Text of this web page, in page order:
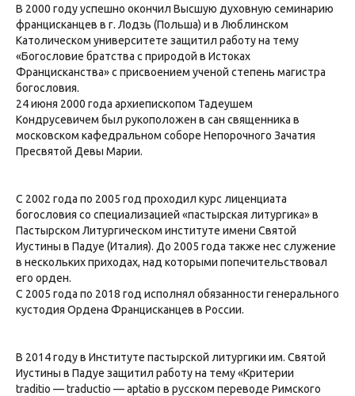
В 2000 году успешно окончил Высшую духовную семинарию
францисканцев в г. Лодзь (Польша) и в Люблинском
Католическом университете защитил работу на тему
«Богословие братства с природой в Истоках
Францисканства» с присвоением ученой степень магистра
богословия.
24 июня 2000 года архиепископом Тадеушем
Кондрусевичем был рукоположен в сан священника в
московском кафедральном соборе Непорочного Зачатия
Пресвятой Девы Марии.
С 2002 года по 2005 год проходил курс лиценциата
богословия со специализацией «пастырская литургика» в
Пастырском Литургическом институте имени Святой
Иустины в Падуе (Италия). До 2005 года также нес служение
в нескольких приходах, над которыми попечительствовал
его орден.
С 2005 года по 2018 год исполнял обязанности генерального
кустодия Ордена Францисканцев в России.
В 2014 году в Институте пастырской литургики им. Святой
Иустины в Падуе защитил работу на тему «Критерии
traditio — traductio — aptatio в русском переводе Римского